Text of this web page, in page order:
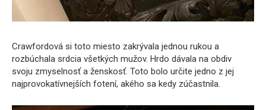
Crawfordová si toto miesto zakrývala jednou rukou a
rozbúchala srdcia všetkých mužov. Hrdo dávala na obdiv
svoju zmyselnosť a ženskosť. Toto bolo určite jedno z jej
najprovokatívnejších fotení, akého sa kedy zúčastnila.